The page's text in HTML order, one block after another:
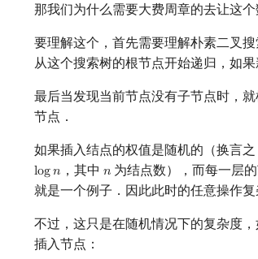
那我们为什么需要大费周章的去让这
要理解这个，首先需要理解朴素二叉
从这个搜索树的根节点开始递归，如
最后当发现当前节点没有子节点时，
节点．
如果插入结点的权值是随机的（换言
log𝑛
logn ，其中 𝑛
n 为结点数），而每一层
就是一个例子．因此此时的任意操作
不过，这只是在随机情况下的复杂度
插入节点：